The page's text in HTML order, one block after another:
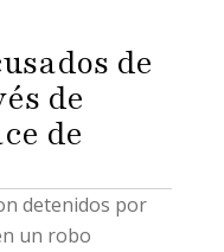
de
de
de
detenidos por
un robo